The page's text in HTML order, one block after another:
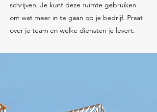
schrijven. Je kunt deze ruimte gebruiken
om wat meer in te gaan op je bedrijf. Praat
over je team en welke diensten je levert.